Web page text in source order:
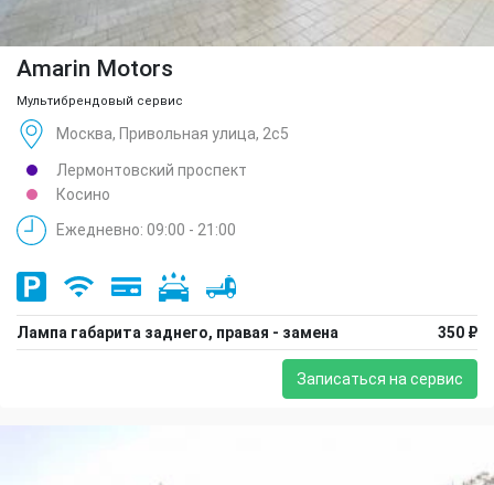
Amarin Motors
Мультибрендовый сервис
Москва, Привольная улица, 2с5
Лермонтовский проспект
Косино
Ежедневно: 09:00 - 21:00
Лампа габарита заднего, правая - замена 350 ₽
Записаться на сервис